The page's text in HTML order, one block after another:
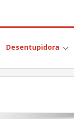
Desentupidora